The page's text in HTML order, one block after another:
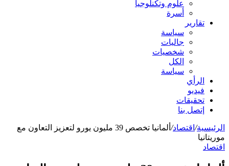
علوم وتكنلوجيا
أسرة
تقارير
سياسة
جاليات
شخصيات
الكل
سياسة
الرأي
فيديو
تحقيقات
إتصل بنا
الرئيسية/ اقتصاد/
ألمانيا تخصص 39 مليون يورو لتعزيز التعاون مع
موريتانيا
اقتصاد